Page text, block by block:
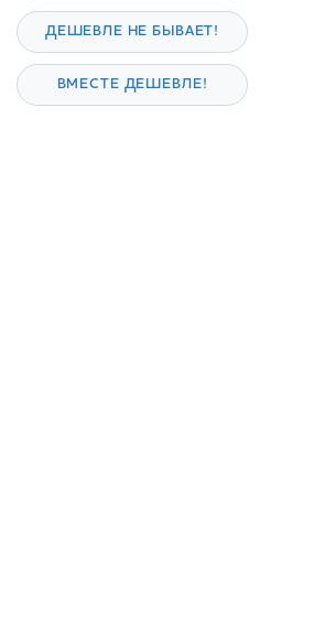
ДЕШЕВЛЕ НЕ БЫВАЕТ!
ВМЕСТЕ ДЕШЕВЛЕ!